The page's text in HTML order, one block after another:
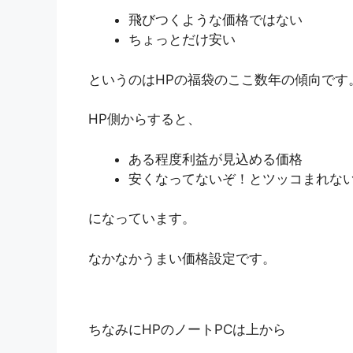
飛びつくような価格ではない
ちょっとだけ安い
というのはHPの福袋のここ数年の傾向です。
HP側からすると、
ある程度利益が見込める価格
安くなってないぞ！とツッコまれな
になっています。
なかなかうまい価格設定です。
ちなみにHPのノートPCは上から